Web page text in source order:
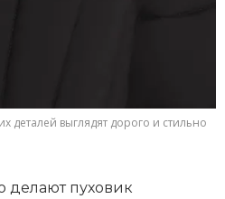
деталей выглядят дорого и стильно
делают пуховик